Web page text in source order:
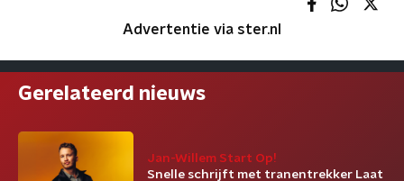
Advertentie via ster.nl
Gerelateerd nieuws
Jan-Willem Start Op!
Snelle schrijft met tranentrekker Laat